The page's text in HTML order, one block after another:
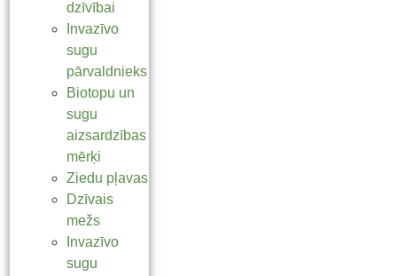
dzīvībai
Invazīvo
sugu
pārvaldnieks
Biotopu un
sugu
aizsardzības
mērķi
Ziedu pļavas
Dzīvais
mežs
Invazīvo
sugu